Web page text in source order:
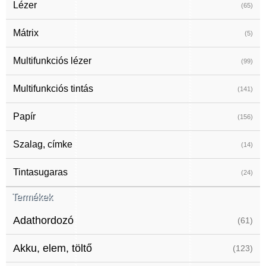
Lézer (65)
Mátrix (5)
Multifunkciós lézer (99)
Multifunkciós tintás (141)
Papír (156)
Szalag, címke (14)
Tintasugaras (24)
Termékek
Adathordozó (61)
Akku, elem, töltő (123)